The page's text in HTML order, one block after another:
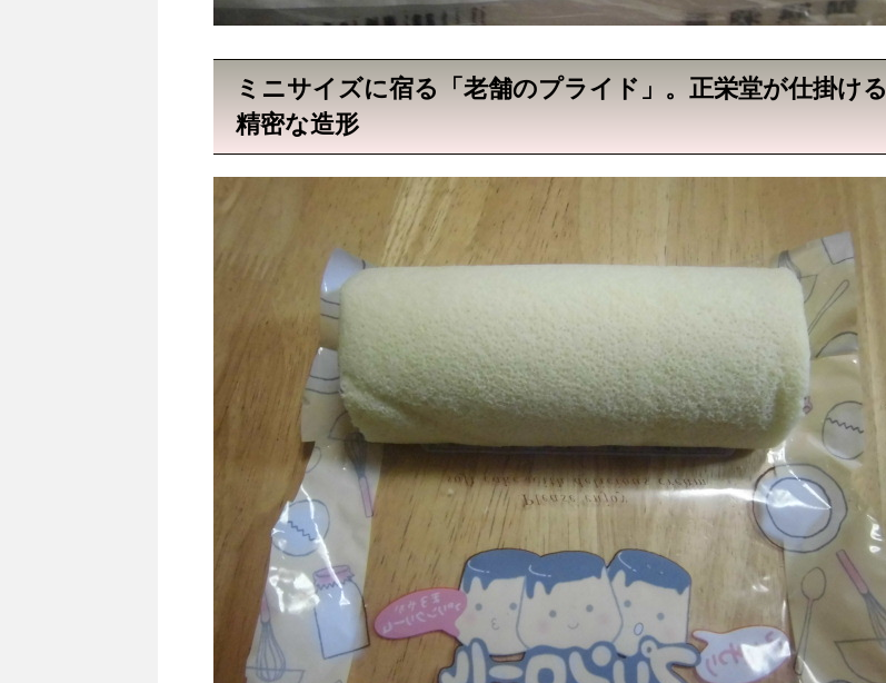
ミニサイズに宿る「老舗のプライド」。正栄堂が仕掛ける
精密な造形